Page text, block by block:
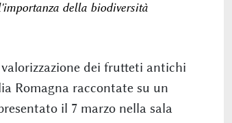
della biodiversità
dei frutteti antichi
Romagna raccontate su un
il 7 marzo nella sala